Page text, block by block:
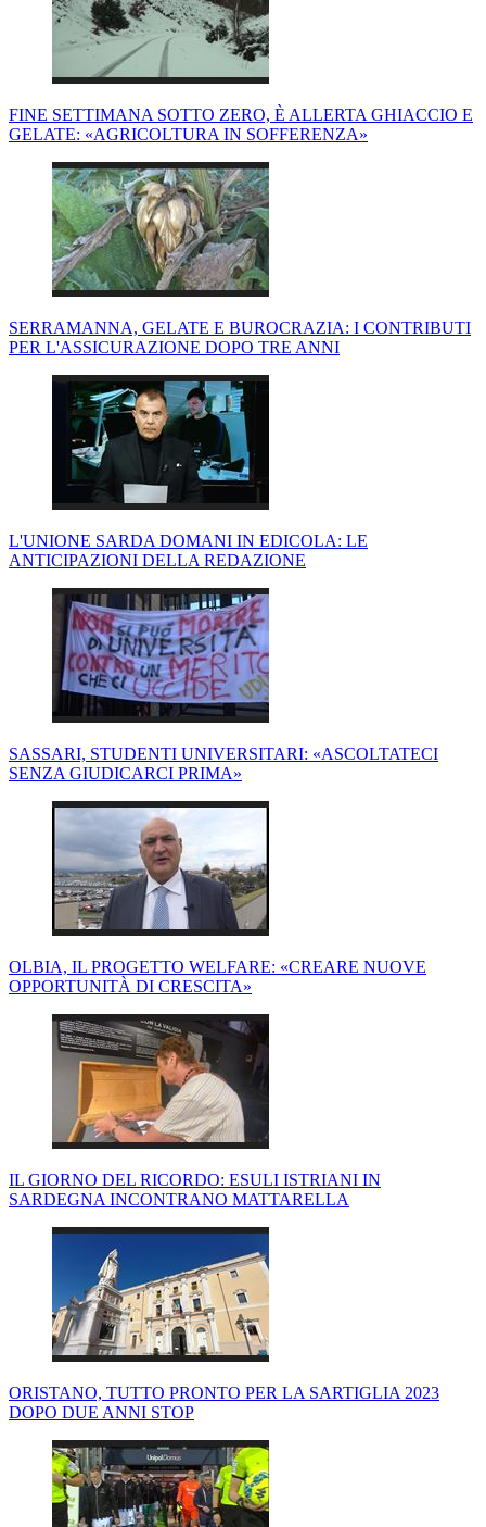
FINE SETTIMANA SOTTO ZERO, È ALLERTA GHIACCIO E
GELATE: «AGRICOLTURA IN SOFFERENZA»
SERRAMANNA, GELATE E BUROCRAZIA: I CONTRIBUTI
PER L'ASSICURAZIONE DOPO TRE ANNI
L'UNIONE SARDA DOMANI IN EDICOLA: LE
ANTICIPAZIONI DELLA REDAZIONE
SASSARI, STUDENTI UNIVERSITARI: «ASCOLTATECI
SENZA GIUDICARCI PRIMA»
OLBIA, IL PROGETTO WELFARE: «CREARE NUOVE
OPPORTUNITÀ DI CRESCITA»
IL GIORNO DEL RICORDO: ESULI ISTRIANI IN
SARDEGNA INCONTRANO MATTARELLA
ORISTANO, TUTTO PRONTO PER LA SARTIGLIA 2023
DOPO DUE ANNI STOP